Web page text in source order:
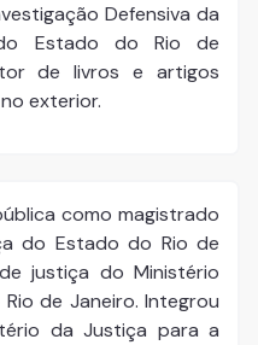
Defensiva da
Estado do Rio de
de livros e artigos
exterior.
como magistrado
do Estado do Rio de
justiça do Ministério
de Janeiro. Integrou
da Justiça para a